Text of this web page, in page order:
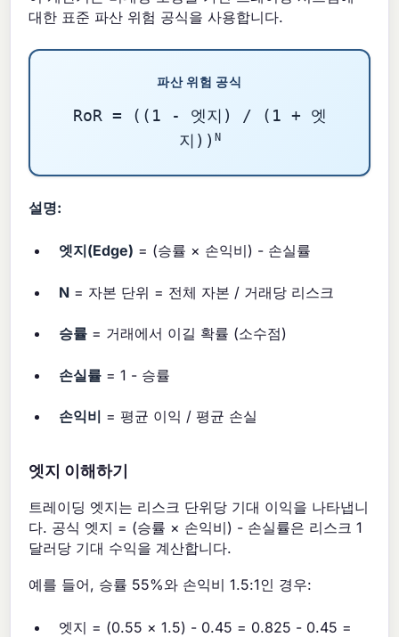
대한 표준 파산 위험 공식을 사용합니다.
파산 위험 공식
RoR = ((1 - 엣지) / (1 + 엣
지)) N
설명:
엣지(Edge) = (승률 × 손익비) - 손실률
N = 자본 단위 = 전체 자본 / 거래당 리스크
승률 = 거래에서 이길 확률 (소수점)
손실률 = 1 - 승률
손익비 = 평균 이익 / 평균 손실
엣지 이해하기
트레이딩 엣지는 리스크 단위당 기대 이익을 나타냅니
다. 공식 엣지 = (승률 × 손익비) - 손실률은 리스크 1
달러당 기대 수익을 계산합니다.
예를 들어, 승률 55%와 손익비 1.5:1인 경우:
엣지 = (0.55 × 1.5) - 0.45 = 0.825 - 0.45 =